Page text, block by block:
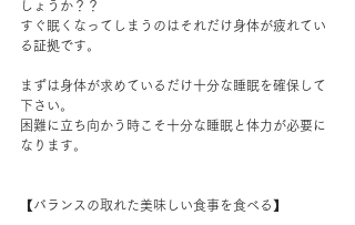
しょうか？？
すぐ眠くなってしまうのはそれだけ身体が疲れてい
る証拠です。
まずは身体が求めているだけ十分な睡眠を確保して
下さい。
困難に立ち向かう時こそ十分な睡眠と体力が必要に
なります。
【バランスの取れた美味しい食事を食べる】